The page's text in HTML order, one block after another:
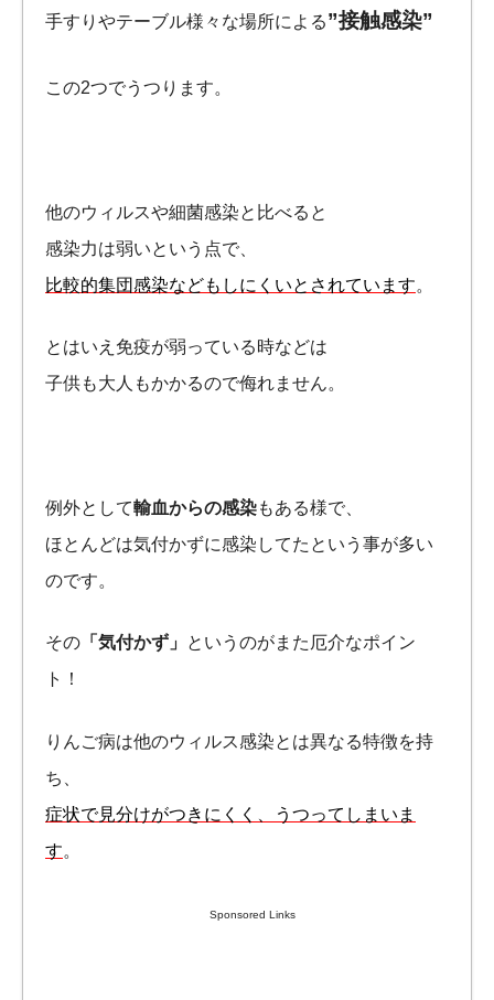
手すりやテーブル様々な場所による”接触感染”
この2つでうつります。
他のウィルスや細菌感染と比べると
感染力は弱いという点で、
比較的集団感染などもしにくいとされています。
とはいえ免疫が弱っている時などは
子供も大人もかかるので侮れません。
例外として輸血からの感染もある様で、
ほとんどは気付かずに感染してたという事が多い
のです。
その 「気付かず」
というのがまた厄介なポイン
ト！
りんご病は他のウィルス感染とは異なる特徴を持
ち、
症状で見分けがつきにくく、うつってしまいま
す。
Sponsored Links